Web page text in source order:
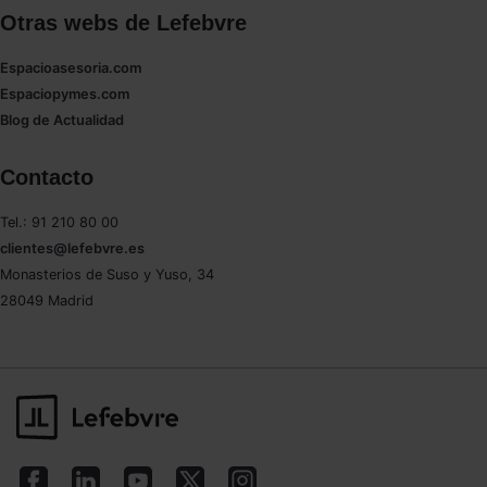
Otras webs de Lefebvre
Espacioasesoria.com
Espaciopymes.com
Blog de Actualidad
Contacto
Tel.: 91 210 80 00
clientes@lefebvre.es
Monasterios de Suso y Yuso, 34
28049 Madrid